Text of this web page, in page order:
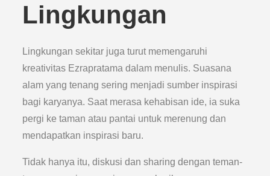
Lingkungan
Lingkungan sekitar juga turut memengaruhi
kreativitas Ezrapratama dalam menulis. Suasana
alam yang tenang sering menjadi sumber inspirasi
bagi karyanya. Saat merasa kehabisan ide, ia suka
pergi ke taman atau pantai untuk merenung dan
mendapatkan inspirasi baru.
Tidak hanya itu, diskusi dan sharing dengan teman-